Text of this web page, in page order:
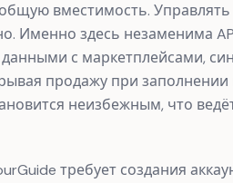
вместимость.
Именно здесь незаменима
с маркетплейсами,
продажу при заполнении
неизбежным, что
требует создания